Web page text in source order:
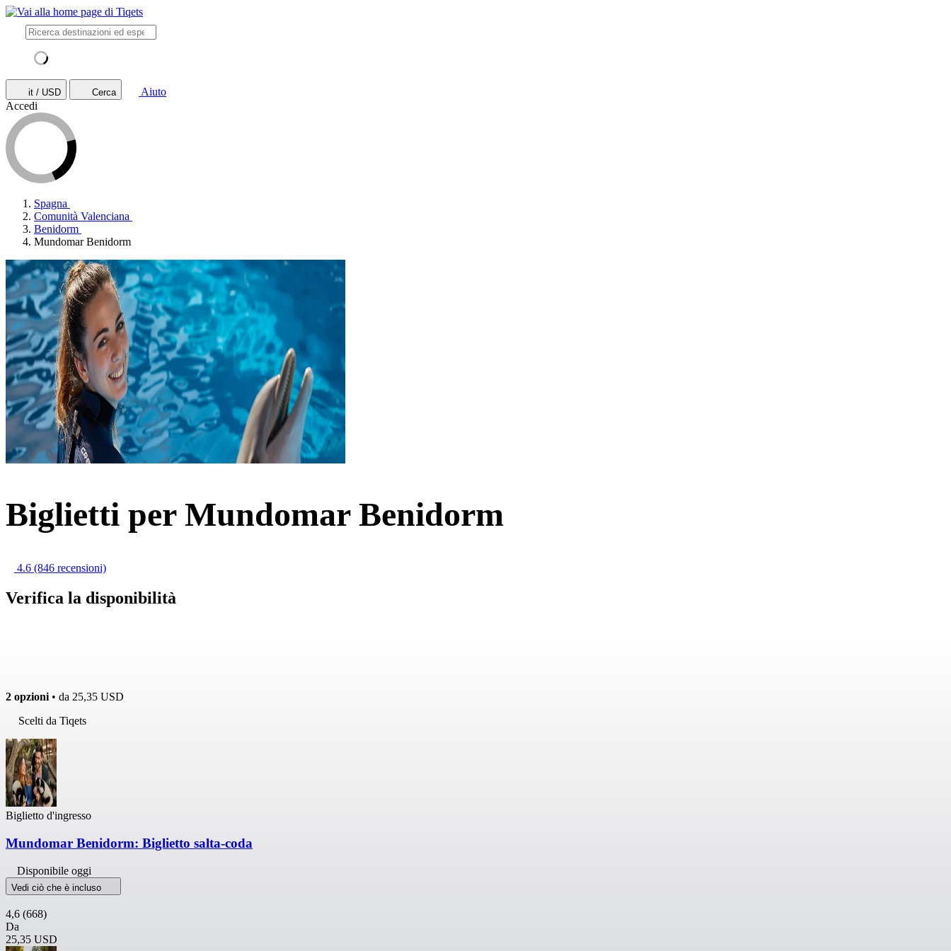
it / USD Cerca
Aiuto
Accedi
Spagna
Comunità Valenciana
Benidorm
Mundomar Benidorm
Biglietti per Mundomar Benidorm
4.6 (846 recensioni)
Verifica la disponibilità
2 opzioni• da 25,35 USD
Scelti da Tiqets
Biglietto d'ingresso
Mundomar Benidorm: Biglietto salta-coda
Disponibile oggi
Vedi ciò che è incluso
4,6 (668)
Da
25,35 USD